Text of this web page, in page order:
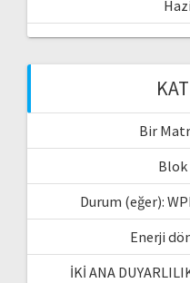
Bir
Durum (eğer):
Enerji
İKİ ANA